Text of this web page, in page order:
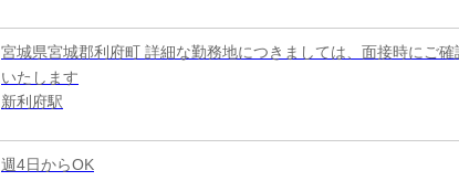
宮城県宮城郡利府町 詳細な勤務地につきましては、面接時にご確
いたします
新利府駅
週4日からOK